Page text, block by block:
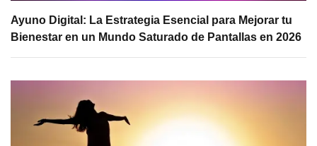
Ayuno Digital: La Estrategia Esencial para Mejorar tu
Bienestar en un Mundo Saturado de Pantallas en 2026